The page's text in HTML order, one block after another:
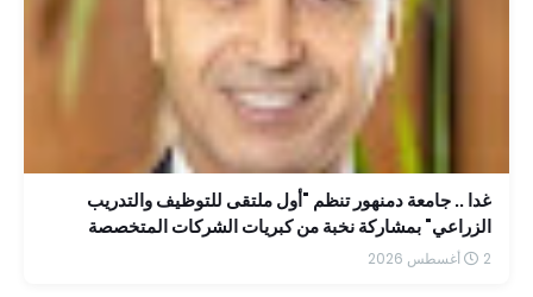
غدا .. جامعة دمنهور تنظم "أول ملتقى للتوظيف والتدريب
الزراعي" بمشاركة نخبة من كبريات الشركات المتخصصة
2 أغسطس 2026